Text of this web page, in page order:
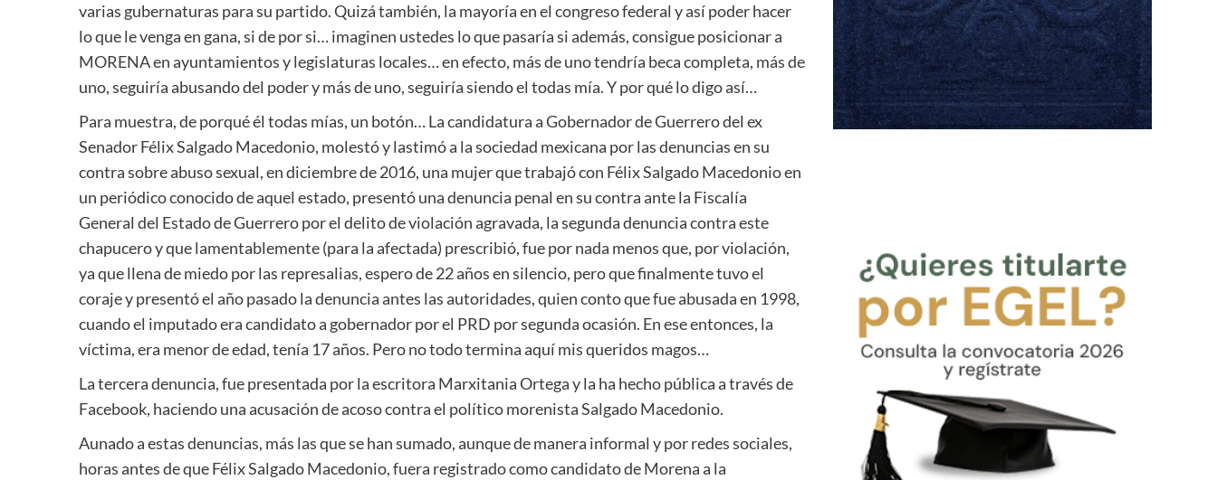
varias gubernaturas para su partido. Quizá también, la mayoría en el congreso federal y así poder hacer
lo que le venga en gana, si de por si… imaginen ustedes lo que pasaría si además, consigue posicionar a
MORENA en ayuntamientos y legislaturas locales… en efecto, más de uno tendría beca completa, más de
uno, seguiría abusando del poder y más de uno, seguiría siendo el todas mía. Y por qué lo digo así…
Para muestra, de porqué él todas mías, un botón… La candidatura a Gobernador de Guerrero del ex
Senador Félix Salgado Macedonio, molestó y lastimó a la sociedad mexicana por las denuncias en su
contra sobre abuso sexual, en diciembre de 2016, una mujer que trabajó con Félix Salgado Macedonio en
un periódico conocido de aquel estado, presentó una denuncia penal en su contra ante la Fiscalía
General del Estado de Guerrero por el delito de violación agravada, la segunda denuncia contra este
chapucero y que lamentablemente (para la afectada) prescribió, fue por nada menos que, por violación,
ya que llena de miedo por las represalias, espero de 22 años en silencio, pero que finalmente tuvo el
coraje y presentó el año pasado la denuncia antes las autoridades, quien conto que fue abusada en 1998,
cuando el imputado era candidato a gobernador por el PRD por segunda ocasión. En ese entonces, la
víctima, era menor de edad, tenía 17 años. Pero no todo termina aquí mis queridos magos…
La tercera denuncia, fue presentada por la escritora Marxitania Ortega y la ha hecho pública a través de
Facebook, haciendo una acusación de acoso contra el político morenista Salgado Macedonio.
Aunado a estas denuncias, más las que se han sumado, aunque de manera informal y por redes sociales,
horas antes de que Félix Salgado Macedonio, fuera registrado como candidato de Morena a la